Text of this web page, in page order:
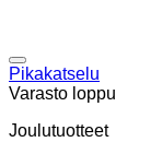
Pikakatselu
Varasto loppu
Joulutuotteet